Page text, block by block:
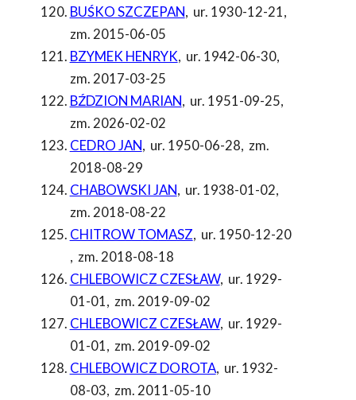
BUŚKO SZCZEPAN, ur. 1930-12-21,
zm. 2015-06-05
BZYMEK HENRYK, ur. 1942-06-30,
zm. 2017-03-25
BŹDZION MARIAN, ur. 1951-09-25,
zm. 2026-02-02
CEDRO JAN, ur. 1950-06-28, zm.
2018-08-29
CHABOWSKI JAN, ur. 1938-01-02,
zm. 2018-08-22
CHITROW TOMASZ, ur. 1950-12-20
, zm. 2018-08-18
CHLEBOWICZ CZESŁAW, ur. 1929-
01-01, zm. 2019-09-02
CHLEBOWICZ CZESŁAW, ur. 1929-
01-01, zm. 2019-09-02
CHLEBOWICZ DOROTA, ur. 1932-
08-03, zm. 2011-05-10